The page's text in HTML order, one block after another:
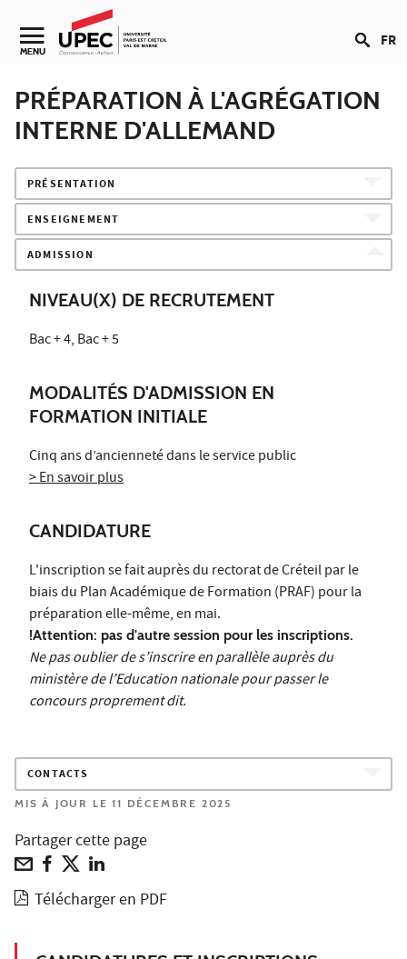
Aller au contenu
Navigation secondaire
MENU FR
PRÉPARATION À L'AGRÉGATION
INTERNE D'ALLEMAND
PRÉSENTATION
ENSEIGNEMENT
ADMISSION
NIVEAU(X) DE RECRUTEMENT
Bac + 4, Bac + 5
MODALITÉS D'ADMISSION EN
FORMATION INITIALE
Cinq ans d’ancienneté dans le service public
> En savoir plus
CANDIDATURE
L'inscription se fait auprès du rectorat de Créteil par le
biais du Plan Académique de Formation (PRAF) pour la
préparation elle-même, en mai.
!Attention: pas d'autre session pour les inscriptions.
Ne pas oublier de s’inscrire en parallèle auprès du
ministère de l’Education nationale pour passer le
concours proprement dit.
CONTACTS
MIS À JOUR LE 11 DÉCEMBRE 2025
Partager cette page
Télécharger en PDF